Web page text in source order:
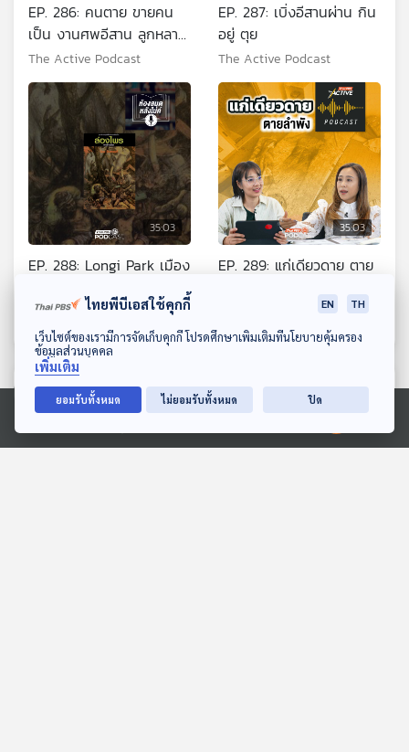
ดาวน์โหลด Thai PBS Podcast Application
Ⓒ 2020 องค์การกระจายเสียงและแพร่ภาพสาธารณะแห่งประเทศไทย
EP. 286: คนตาย ขายคน
เป็น งานศพอีสาน ลูกหลาน
หมดตัว
The Active Podcast
EP. 287: เบิ่งอีสานผ่าน กิน
อยู่ ตุย
The Active Podcast
35:03
EP. 288: Longi Park เมือง
The Active Podcast
35:03
EP. 289: แก่เดียวดาย ตาย
The Active Podcast
ตอนที่เกี่ยวข้อง
ไทยพีบีเอสใช้คุกกี้ EN TH
เว็บไซต์ของเรามีการจัดเก็บคุกกี้ โปรดศึกษาเพิ่มเติมที่นโยบายคุ้มครอง
ข้อมูลส่วนบุคคล
เพิ่มเติม
ยอมรับทั้งหมด ไม่ยอมรับทั้งหมด ปิด